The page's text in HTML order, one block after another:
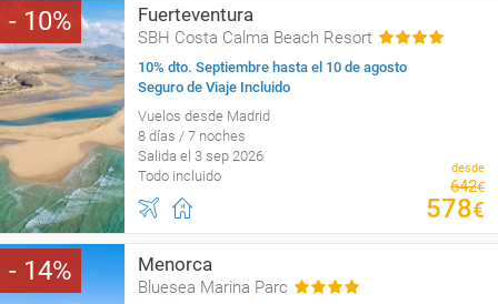
10 Fuerteventura
SBH Costa Calma Beach Resort
10% dto. Septiembre hasta el 10 de agosto
Seguro de Viaje Incluido
Vuelos desde Madrid
8 días / 7 noches
Salida el 3 sep 2026
Todo incluido
desde
642€
578€
14 Menorca
Bluesea Marina Parc